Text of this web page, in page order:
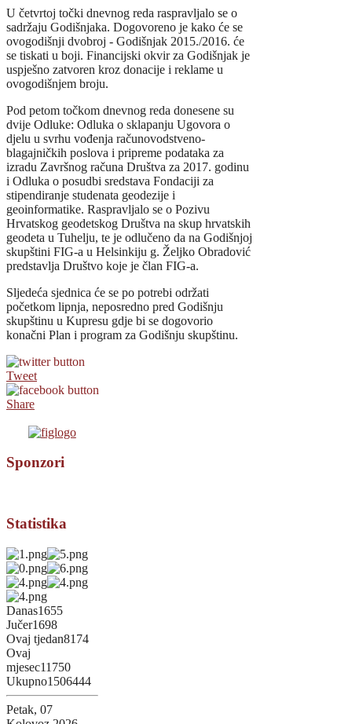
U četvrtoj točki dnevnog reda raspravljalo se o
sadržaju Godišnjaka. Dogovoreno je kako će se
ovogodišnji dvobroj - Godišnjak 2015./2016. će
se tiskati u boji. Financijski okvir za Godišnjak je
uspješno zatvoren kroz donacije i reklame u
ovogodišnjem broju.
Pod petom točkom dnevnog reda donesene su
dvije Odluke: Odluka o sklapanju Ugovora o
djelu u svrhu vođenja računovodstveno-
blagajničkih poslova i pripreme podataka za
izradu Završnog računa Društva za 2017. godinu
i Odluka o posudbi sredstava Fondaciji za
stipendiranje studenata geodezije i
geoinformatike. Raspravljalo se o Pozivu
Hrvatskog geodetskog Društva na skup hrvatskih
geodeta u Tuhelju, te je odlučeno da na Godišnjoj
skupštini FIG-a u Helsinkiju g. Željko Obradović
predstavlja Društvo koje je član FIG-a.
Sljedeća sjednica će se po potrebi održati
početkom lipnja, neposredno pred Godišnju
skupštinu u Kupresu gdje bi se dogovorio
konačni Plan i program za Godišnju skupštinu.
Tweet
Share
Sponzori
Statistika
Danas1655
Jučer1698
Ovaj tjedan8174
Ovaj
mjesec11750
Ukupno1506444
Petak, 07